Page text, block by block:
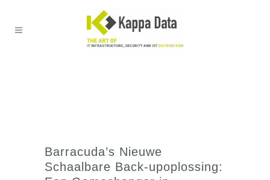
Barracuda’s Nieuwe
Schaalbare Back-upoplossing: